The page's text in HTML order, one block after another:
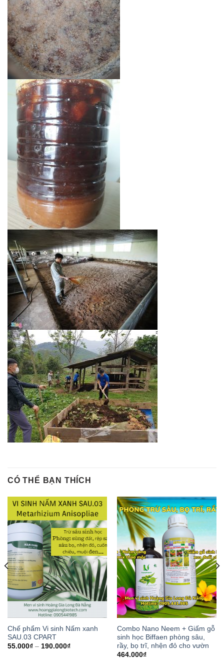
CÓ THỂ BẠN THÍCH
Chế phẩm Vi sinh Nấm xanh
SAU.03 CPART
55.000₫– 190.000₫
Combo Nano Neem + Giấm gỗ
sinh học Biffaen phòng sâu,
rầy, bọ trĩ, nhện đỏ cho vườn
464.000₫